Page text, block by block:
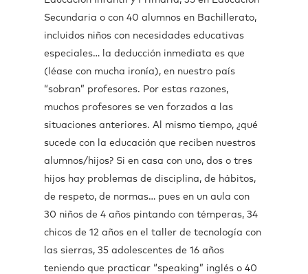
Secundaria o con 40 alumnos en Bachillerato,
incluidos niños con necesidades educativas
especiales… la deducción inmediata es que
(léase con mucha ironía), en nuestro país
“sobran” profesores. Por estas razones,
muchos profesores se ven forzados a las
situaciones anteriores. Al mismo tiempo, ¿qué
sucede con la educación que reciben nuestros
alumnos/hijos? Si en casa con uno, dos o tres
hijos hay problemas de disciplina, de hábitos,
de respeto, de normas… pues en un aula con
30 niños de 4 años pintando con témperas, 34
chicos de 12 años en el taller de tecnología con
las sierras, 35 adolescentes de 16 años
teniendo que practicar “speaking” inglés o 40